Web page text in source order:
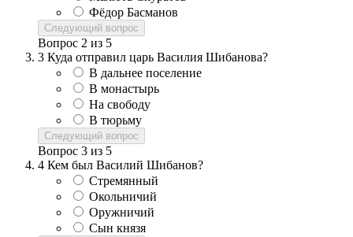
Фёдор Басманов
Следующий вопрос
Вопрос 2 из 5
3 Куда отправил царь Василия Шибанова?
В дальнее поселение
В монастырь
На свободу
В тюрьму
Следующий вопрос
Вопрос 3 из 5
4 Кем был Василий Шибанов?
Стремянный
Окольничий
Оружничий
Сын князя